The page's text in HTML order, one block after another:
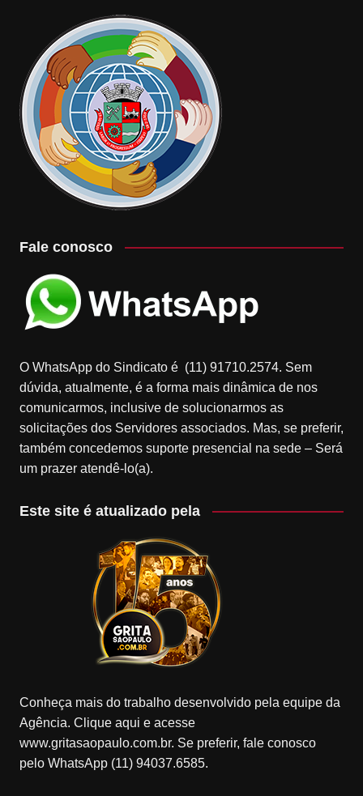
Fale conosco
O WhatsApp do Sindicato é (11) 91710.2574. Sem
dúvida, atualmente, é a forma mais dinâmica de nos
comunicarmos, inclusive de solucionarmos as
solicitações dos Servidores associados. Mas, se preferir,
também concedemos suporte presencial na sede – Será
um prazer atendê-lo(a).
Este site é atualizado pela
Conheça mais do trabalho desenvolvido pela equipe da
Agência. Clique aqui e acesse
www.gritasaopaulo.com.br. Se preferir, fale conosco
pelo WhatsApp (11) 94037.6585.